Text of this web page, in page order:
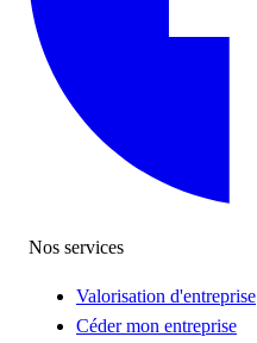
Nos services
Valorisation d'entreprise
Céder mon entreprise